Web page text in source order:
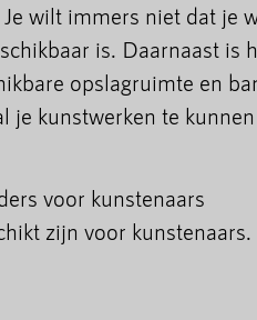
wilt immers niet dat je
is. Daarnaast is
opslagruimte en
je kunstwerken te kunnen
voor kunstenaars
zijn voor